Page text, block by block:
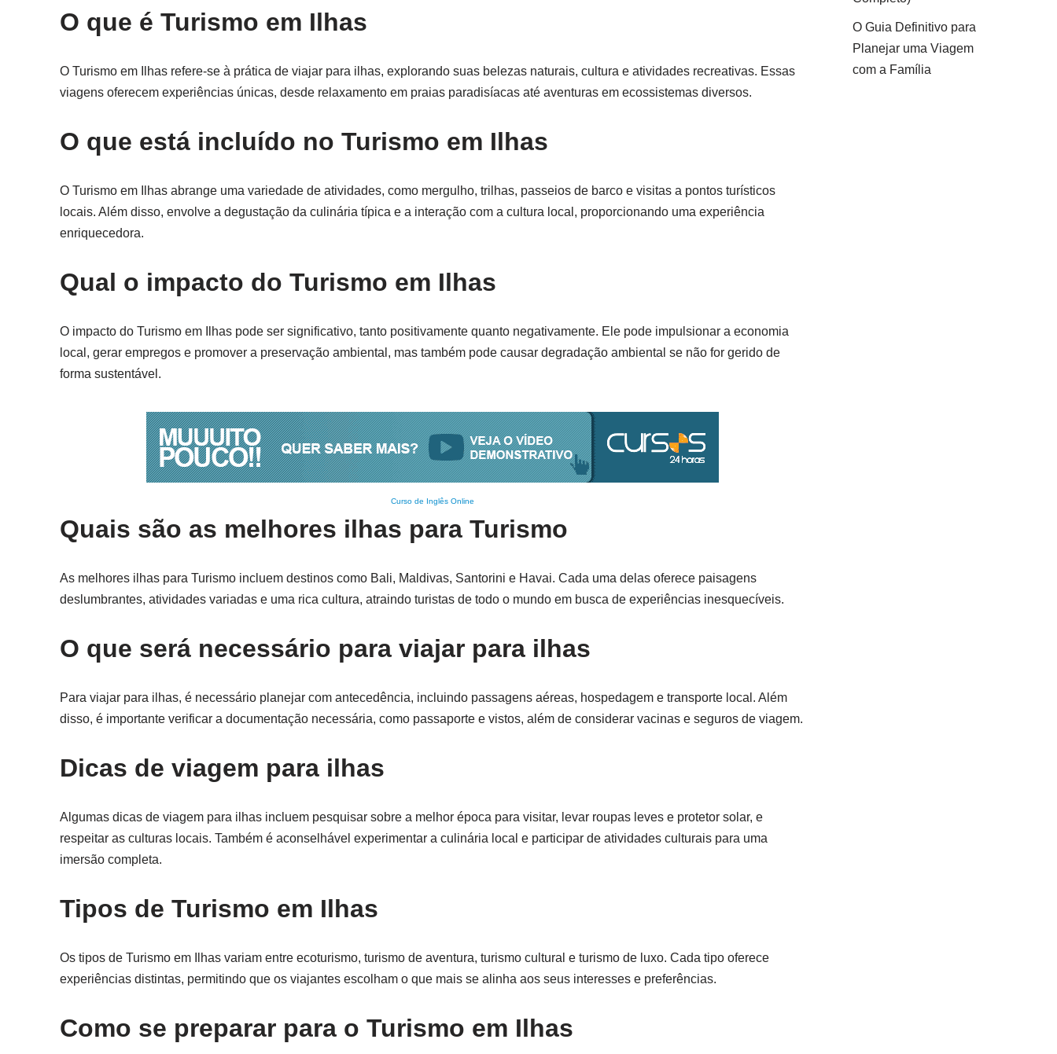
O que é Turismo em Ilhas
O Turismo em Ilhas refere-se à prática de viajar para ilhas, explorando suas belezas naturais, cultura e atividades recreativas. Essas
viagens oferecem experiências únicas, desde relaxamento em praias paradisíacas até aventuras em ecossistemas diversos.
O que está incluído no Turismo em Ilhas
O Turismo em Ilhas abrange uma variedade de atividades, como mergulho, trilhas, passeios de barco e visitas a pontos turísticos
locais. Além disso, envolve a degustação da culinária típica e a interação com a cultura local, proporcionando uma experiência
enriquecedora.
Qual o impacto do Turismo em Ilhas
O impacto do Turismo em Ilhas pode ser significativo, tanto positivamente quanto negativamente. Ele pode impulsionar a economia
local, gerar empregos e promover a preservação ambiental, mas também pode causar degradação ambiental se não for gerido de
forma sustentável.
Curso de Inglês Online
Quais são as melhores ilhas para Turismo
As melhores ilhas para Turismo incluem destinos como Bali, Maldivas, Santorini e Havai. Cada uma delas oferece paisagens
deslumbrantes, atividades variadas e uma rica cultura, atraindo turistas de todo o mundo em busca de experiências inesquecíveis.
O que será necessário para viajar para ilhas
Para viajar para ilhas, é necessário planejar com antecedência, incluindo passagens aéreas, hospedagem e transporte local. Além
disso, é importante verificar a documentação necessária, como passaporte e vistos, além de considerar vacinas e seguros de viagem.
Dicas de viagem para ilhas
Algumas dicas de viagem para ilhas incluem pesquisar sobre a melhor época para visitar, levar roupas leves e protetor solar, e
respeitar as culturas locais. Também é aconselhável experimentar a culinária local e participar de atividades culturais para uma
imersão completa.
Tipos de Turismo em Ilhas
Os tipos de Turismo em Ilhas variam entre ecoturismo, turismo de aventura, turismo cultural e turismo de luxo. Cada tipo oferece
experiências distintas, permitindo que os viajantes escolham o que mais se alinha aos seus interesses e preferências.
Como se preparar para o Turismo em Ilhas
O Guia Definitivo para
Planejar uma Viagem
com a Família